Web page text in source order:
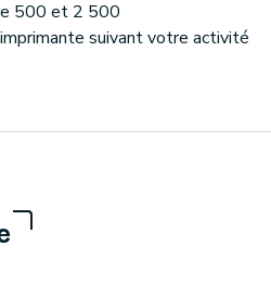
500 et 2 500
suivant votre activité